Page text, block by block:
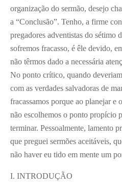
organização do sermão, desejo
a “Conclusão”. Tenho, a firme
pregadores adventistas do sétimo
sofremos fracasso, é êle devido,
não têrmos dado a necessária
No ponto crítico, quando
com as verdades salvadoras de
fracassamos porque ao planejar e
não escolhemos o ponto propício
terminar. Pessoalmente, lamento
que preguei sermões aceitáveis,
não haver eu tido em mente um
I. INTRODUÇÃO